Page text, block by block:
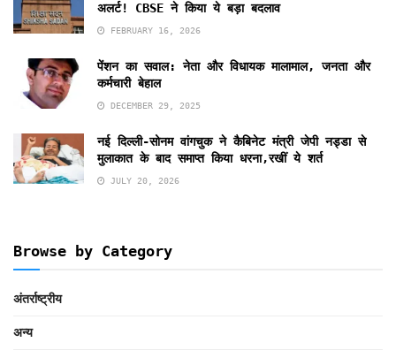
अलर्ट! CBSE ने किया ये बड़ा बदलाव
FEBRUARY 16, 2026
पेंशन का सवाल: नेता और विधायक मालामाल, जनता और
कर्मचारी बेहाल
DECEMBER 29, 2025
नई दिल्ली-सोनम वांगचुक ने कैबिनेट मंत्री जेपी नड्डा से
मुलाकात के बाद समाप्त किया धरना,रखीं ये शर्त
JULY 20, 2026
Browse by Category
अंतर्राष्ट्रीय
अन्य